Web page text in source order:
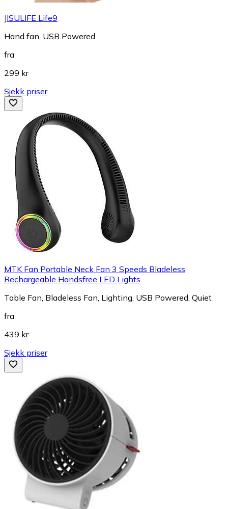
JISULIFE Life9
Hand fan, USB Powered
fra
299 kr
Sjekk priser
MTK Fan Portable Neck Fan 3 Speeds Bladeless
Rechargeable Handsfree LED Lights
Table Fan, Bladeless Fan, Lighting, USB Powered, Quiet
fra
439 kr
Sjekk priser